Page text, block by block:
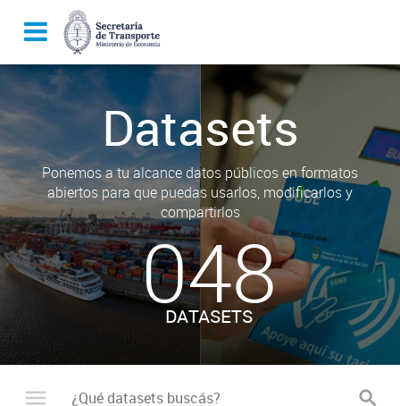
Datasets
Ponemos a tu alcance datos públicos en formatos
abiertos para que puedas usarlos, modificarlos y
compartirlos
048
DATASETS